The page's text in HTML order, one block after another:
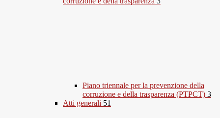
Piano triennale per la prevenzione della
corruzione e della trasparenza (PTPCT) 3
Atti generali 51